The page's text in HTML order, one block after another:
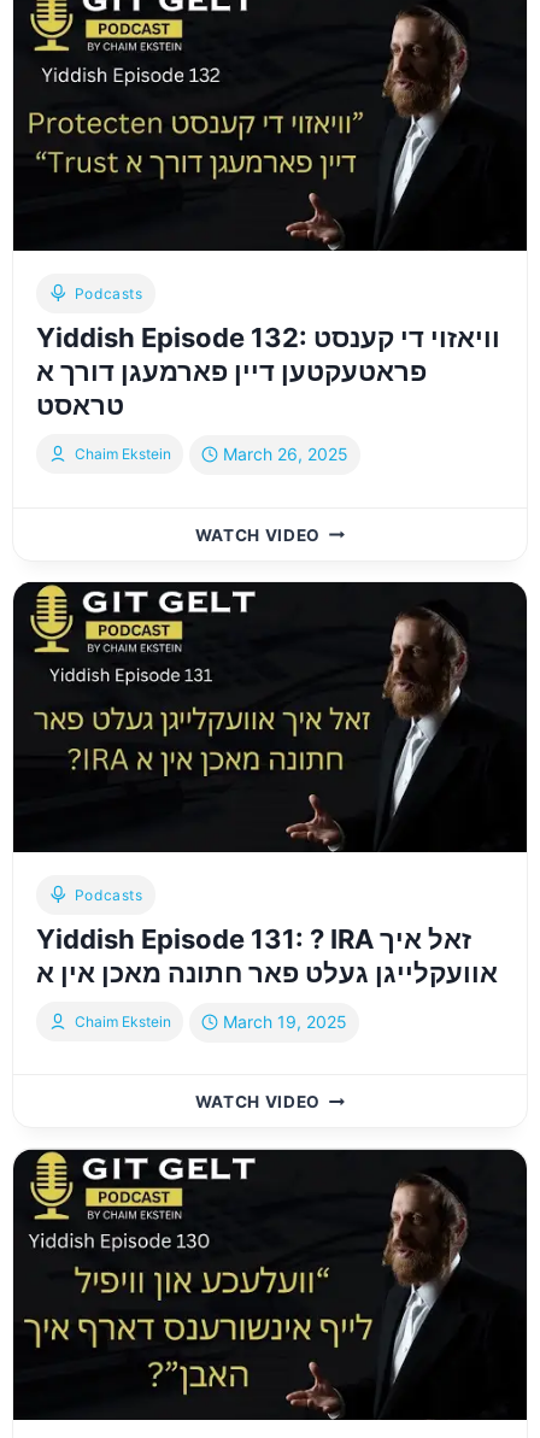
זיין
אפילו
די
האסט
נישט
קיין
Podcasts
Yiddish Episode 132: וויאזוי די קענסט
פראטעקטען דיין פארמעגן דורך א
טראסט
Chaim Ekstein March 26, 2025
WATCH VIDEO YIDDISH
132:
פראטעקטען
דיין
פארמעגן
דורך
טראסט
Podcasts
Yiddish Episode 131: ? IRA זאל איך
אוועקלייגן געלט פאר חתונה מאכן אין א
Chaim Ekstein March 19, 2025
WATCH VIDEO YIDDISH
131:
אוועקלייגן
פאר
חתונה
מאכן
אין
א